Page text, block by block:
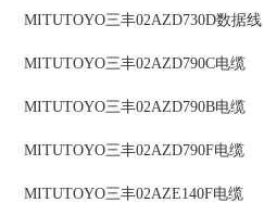
MITUTOYO三丰02AZD730D数据线
MITUTOYO三丰02AZD790C电缆
MITUTOYO三丰02AZD790B电缆
MITUTOYO三丰02AZD790F电缆
MITUTOYO三丰02AZE140F电缆